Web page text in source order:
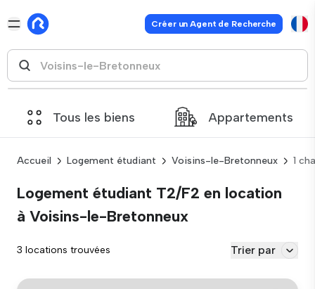
Créer un Agent de Recherche
Tous les biens Appartements
Accueil Logement étudiant Voisins-le-Bretonneux 1
Logement étudiant T2/F2 en location
à Voisins-le-Bretonneux
3 locations trouvées Trier par